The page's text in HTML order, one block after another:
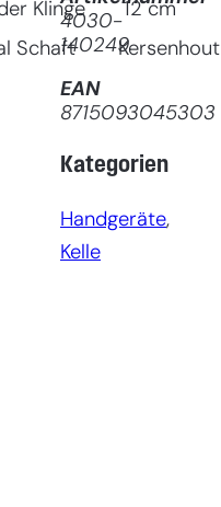
Klinge
12 cm
Schaft
Kersenhout
4030-
140249
EAN
8715093045303
Kategorien
Handgeräte
Kelle